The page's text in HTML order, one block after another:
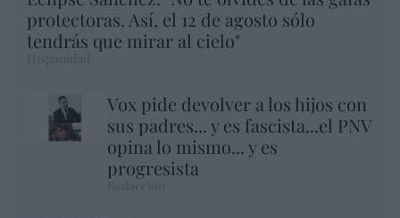
protectoras. Así, el 12 de agosto sólo
tendrás que mirar al cielo"
Vox pide devolver a los hijos con
sus padres... y es fascista...el PNV
opina lo mismo... y es
progresista